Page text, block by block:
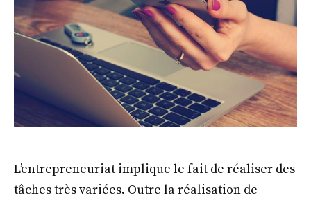
L’entrepreneuriat implique le fait de réaliser des
tâches très variées. Outre la réalisation de